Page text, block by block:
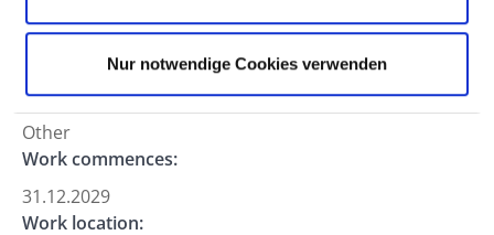
Nur notwendige Cookies verwenden
Specialist registrar (m/f)
Department:
Working hours:
Other
Work commences:
31.12.2029
Work location: